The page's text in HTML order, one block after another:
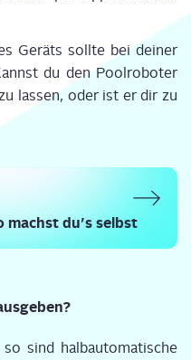
Geräts soll­te bei dei­ner
du den Pool­ro­bo­ter
las­sen, oder ist er dir zu
du’s selbst
sind halb­au­to­ma­ti­sche